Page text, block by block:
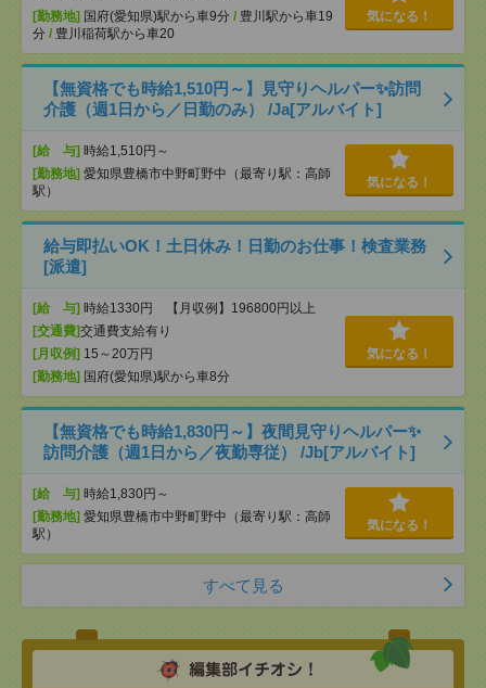
[勤務地] 国府(愛知県)駅から車9分 / 豊川駅から車19
分 / 豊川稲荷駅から車20
気になる！
【無資格でも時給1,510円～】見守りヘルパー✨訪問
介護（週1日から／日勤のみ） /Ja[アルバイト]
[給 与] 時給1,510円～
[勤務地] 愛知県豊橋市中野町野中（最寄り駅：高師
駅）
気になる！
給与即払いOK！土日休み！日勤のお仕事！検査業務
[派遣]
[給 与] 時給1330円 【月収例】196800円以上
[交通費]交通費支給有り
[月収例] 15～20万円
[勤務地] 国府(愛知県)駅から車8分
気になる！
【無資格でも時給1,830円～】夜間見守りヘルパー✨
訪問介護（週1日から／夜勤専従） /Jb[アルバイト]
[給 与] 時給1,830円～
[勤務地] 愛知県豊橋市中野町野中（最寄り駅：高師
駅）
気になる！
すべて見る